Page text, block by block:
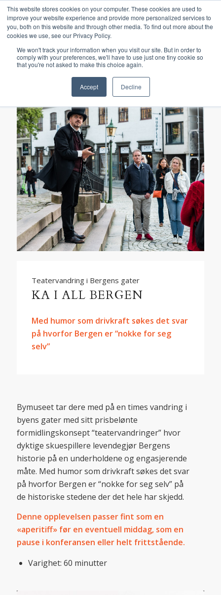
This website stores cookies on your computer. These cookies are used to
improve your website experience and provide more personalized services to
you, both on this website and through other media. To find out more about the
cookies we use, see our Privacy Policy.
We won't track your information when you visit our site. But in order to
comply with your preferences, we'll have to use just one tiny cookie so
that you're not asked to make this choice again.
Accept Decline
BÆREKRAFT NYHETSBREV REISEVILKÅR
Teatervandring i Bergens gater
KA I ALL BERGEN
Med humor som drivkraft søkes det svar
på hvorfor Bergen er “nokke for seg
selv”
Bymuseet tar dere med på en times vandring i
byens gater med sitt prisbelønte
formidlingskonsept “teatervandringer” hvor
dyktige skuespillere levendegjør Bergens
historie på en underholdene og engasjerende
måte. Med humor som drivkraft søkes det svar
på hvorfor Bergen er “nokke for seg selv” på
de historiske stedene der det hele har skjedd.
Denne opplevelsen passer fint som en
«aperitiff» før en eventuell middag, som en
pause i konferansen eller helt frittstående.
Varighet: 60 minutter